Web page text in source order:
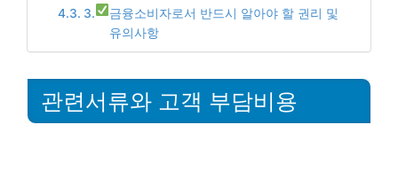
3.
금융소비자로서 반드시 알아야 할 권리 및
유의사항
관련서류와 고객 부담비용